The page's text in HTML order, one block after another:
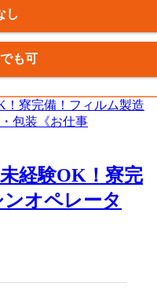
し
も可
経験OK！寮完
オペレータ